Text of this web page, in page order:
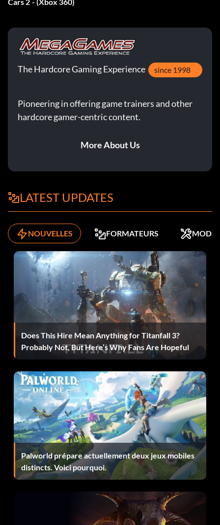
The Hardcore Gaming Experience since 1998
Pioneering in offering game trainers and other
hardcore gamer-centric content.
More About Us
LATEST UPDATES
NOUVELLES FORMATEURS MODS
Does This Hire Mean Anything for Titanfall 3?
Probably Not, But Here’s Why Fans Are Hopeful
Palworld prépare actuellement deux jeux mobiles
distincts. Voici pourquoi.